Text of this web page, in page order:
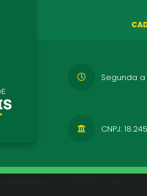
Segunda a
CNPJ: